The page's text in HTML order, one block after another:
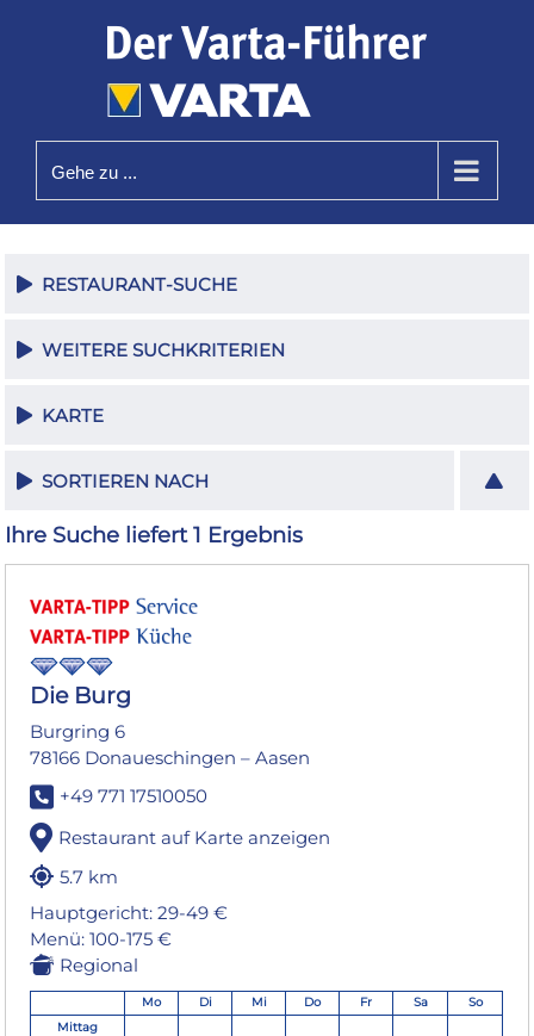
Gehe zu ...
RESTAURANT-SUCHE
WEITERE SUCHKRITERIEN
KARTE
SORTIEREN NACH
Ihre Suche liefert 1 Ergebnis
Die Burg
Burgring 6
78166 Donaueschingen – Aasen
+49 771 17510050
Restaurant auf Karte anzeigen
5.7 km
Hauptgericht: 29-49 €
Menü: 100-175 €
Regional
Mo Di Mi Do Fr Sa
So
Mittag